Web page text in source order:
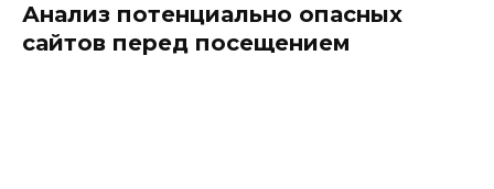
Анализ потенциально опасных
сайтов перед посещением